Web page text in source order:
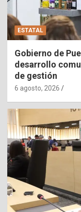
ESTATAL
Gobierno de
desarrollo
de gestión
6 agosto, 2026